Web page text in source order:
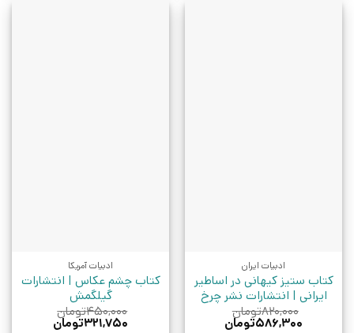
ادبیات ایران
کتاب ستیز کیهانی در اساطیر
ایرانی | انتشارات نشر چرخ
۸۲۰,۰۰۰تومان
قیمت
۵۸۶,۳۰۰تومان
ادبیات آمریکا
کتاب چشم عکاس | انتشارات
گیلگمش
۴۵۰,۰۰۰تومان
قیمت
۳۲۱,۷۵۰تومان